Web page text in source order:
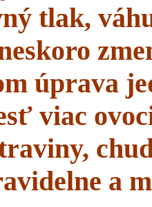
tlak,
úprava
viac
a